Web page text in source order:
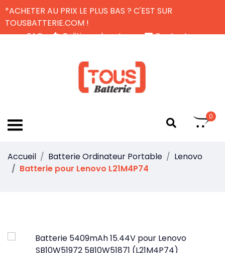
*ACHETER AU PRIX LE PLUS BAS ? C'EST SUR
TOUSBATTERIE.COM !
FAQ
Politique de retour
Contactez-nous
0
Accueil Batterie Ordinateur Portable
Lenovo
Batterie pour Lenovo L21M4P74